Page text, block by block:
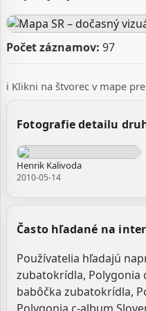
Polygonia
Joseph, 1919 Polygonia
vilarrubiai Perez de-
hutchinsoni Robson, 1880
alba Miller, 1821 Vanessa
g-album Geoffroy, 1785
Zdroj:
Aktualizované: Viliam
Počet záznamov: 97
ℹ️ Klikni na štvorec v mape
Fotografie detailu
Henrik Kalivoda
2010-05-14
Často hľadané na
Používatelia hľadajú
zubatokrídla, Polygonia
babôčka zubatokrídla,